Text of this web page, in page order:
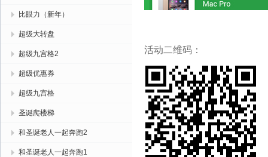
比眼力（新年）
超级大转盘
超级九宫格2
超级优惠券
超级九宫格
圣诞爬楼梯
和圣诞老人一起奔跑2
和圣诞老人一起奔跑1
活动二维码：